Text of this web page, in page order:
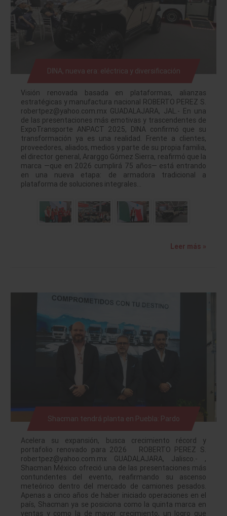
DINA, nueva era: eléctrica y diversificación
Visión renovada basada en plataformas, alianzas
estratégicas y manufactura nacional ROBERTO PEREZ S.
robertpez@yahoo.com.mx GUADALAJARA, JAL.- En una
de las presentaciones más emotivas y trascendentes de
ExpoTransporte ANPACT 2025, DINA confirmó que su
transformación ya es una realidad. Frente a clientes,
proveedores, aliados, medios y parte de su propia familia,
el director general, Ararggo Gómez Sierra, reafirmó que la
marca —que en 2026 cumplirá 75 años— está entrando
en una nueva etapa: de armadora tradicional a
plataforma de soluciones integrales…
Leer más »
Shacman tendrá planta en Puebla: Pardo
Acelera su expansión, busca crecimiento récord y
portafolio renovado para 2026 ROBERTO PEREZ S.
robertpez@yahoo.com.mx GUADALAJARA, Jalisco.- ,
Shacman México ofreció una de las presentaciones más
contundentes del evento, reafirmando su ascenso
meteórico dentro del mercado de camiones pesados.
Apenas a cinco años de haber iniciado operaciones en el
país, Shacman ya se posiciona como la quinta marca en
ventas y como la de mayor crecimiento, un logro que